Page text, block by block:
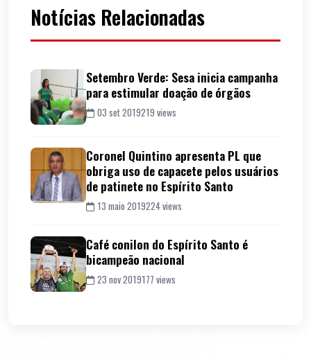
Notícias Relacionadas
Setembro Verde: Sesa inicia campanha
para estimular doação de órgãos
03 set 2019219 views
Coronel Quintino apresenta PL que
obriga uso de capacete pelos usuários
de patinete no Espírito Santo
13 maio 2019224 views
Café conilon do Espírito Santo é
bicampeão nacional
23 nov 2019177 views